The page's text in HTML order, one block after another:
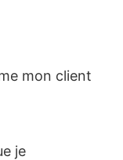
mon client
je